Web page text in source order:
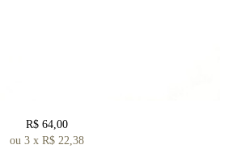
R$ 64,00
ou 3 x R$ 22,38